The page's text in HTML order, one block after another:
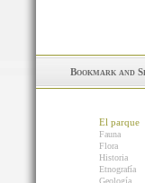
El parque
Fauna
Flora
Historia
Etnografía
Geología